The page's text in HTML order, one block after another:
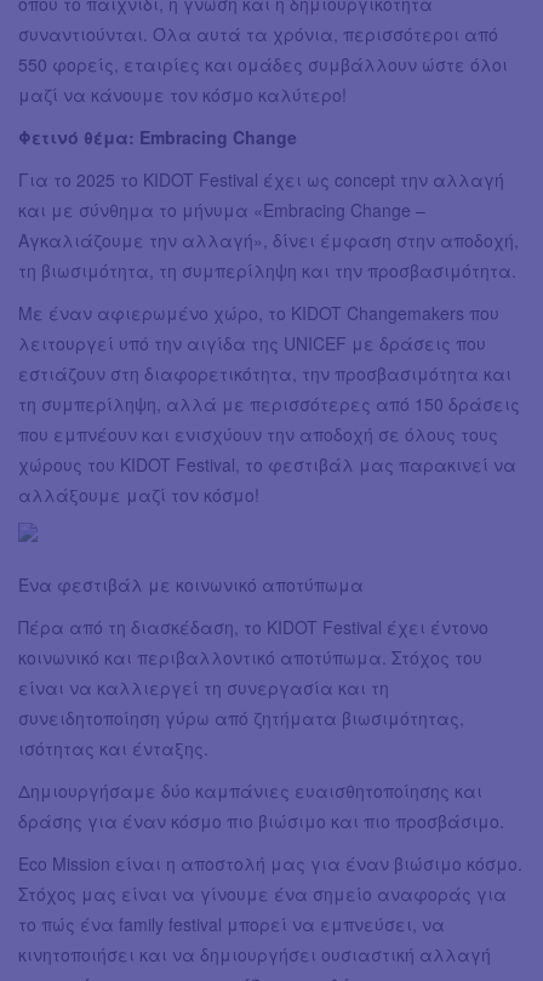
συναντιούνται. Όλα αυτά τα χρόνια, περισσότεροι από
550 φορείς, εταιρίες και ομάδες συμβάλλουν ώστε όλοι
μαζί να κάνουμε τον κόσμο καλύτερο!
Φετινό θέμα: Embracing Change
Για το 2025 το KIDOT Festival έχει ως concept την αλλαγή
και με σύνθημα το μήνυμα «Embracing Change –
Αγκαλιάζουμε την αλλαγή», δίνει έμφαση στην αποδοχή,
τη βιωσιμότητα, τη συμπερίληψη και την προσβασιμότητα.
Με έναν αφιερωμένο χώρο, το KIDOT Changemakers που
λειτουργεί υπό την αιγίδα της UNICEF με δράσεις που
εστιάζουν στη διαφορετικότητα, την προσβασιμότητα και
τη συμπερίληψη, αλλά με περισσότερες από 150 δράσεις
που εμπνέουν και ενισχύουν την αποδοχή σε όλους τους
χώρους του KIDOT Festival, το φεστιβάλ μας παρακινεί να
αλλάξουμε μαζί τον κόσμο!
Ένα φεστιβάλ με κοινωνικό αποτύπωμα
Πέρα από τη διασκέδαση, το KIDOT Festival έχει έντονο
κοινωνικό και περιβαλλοντικό αποτύπωμα. Στόχος του
είναι να καλλιεργεί τη συνεργασία και τη
συνειδητοποίηση γύρω από ζητήματα βιωσιμότητας,
ισότητας και ένταξης.
Δημιουργήσαμε δύο καμπάνιες ευαισθητοποίησης και
δράσης για έναν κόσμο πιο βιώσιμο και πιο προσβάσιμο.
Eco Mission είναι η αποστολή μας για έναν βιώσιμο κόσμο.
Στόχος μας είναι να γίνουμε ένα σημείο αναφοράς για
το πώς ένα family festival μπορεί να εμπνεύσει, να
κινητοποιήσει και να δημιουργήσει ουσιαστική αλλαγή